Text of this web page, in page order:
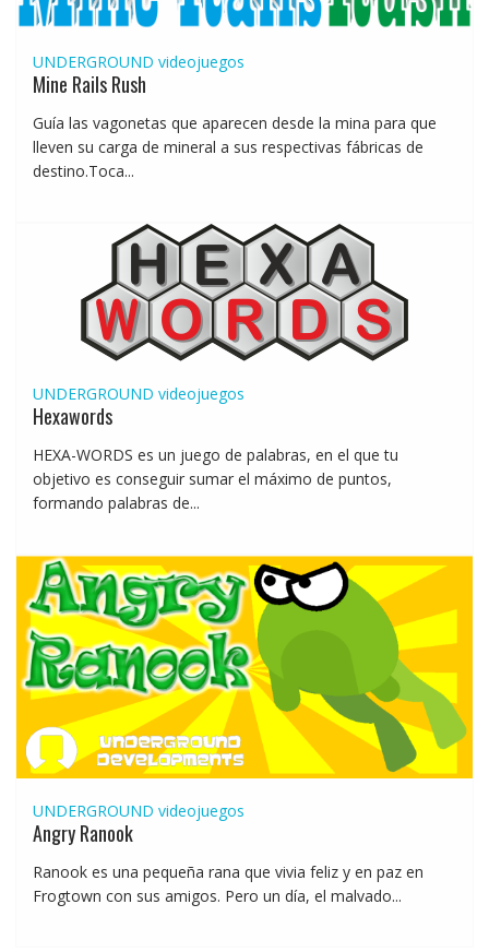
UNDERGROUND videojuegos
Mine Rails Rush
Guía las vagonetas que aparecen desde la mina para que
lleven su carga de mineral a sus respectivas fábricas de
destino.Toca...
UNDERGROUND videojuegos
Hexawords
HEXA-WORDS es un juego de palabras, en el que tu
objetivo es conseguir sumar el máximo de puntos,
formando palabras de...
UNDERGROUND videojuegos
Angry Ranook
Ranook es una pequeña rana que vivia feliz y en paz en
Frogtown con sus amigos. Pero un día, el malvado...